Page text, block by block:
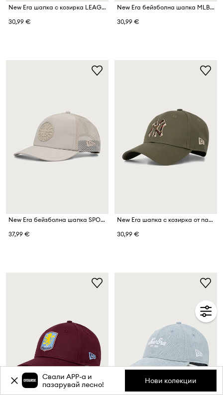
New Era шапка с козирка LEAGUE 9FORTY® BARCELONA FC
30,99 €
New Era бейзболна шапка MLB RECYCLED 9FORTY®
30,99 €
New Era бейзболна шапка SPORTY 9FORTY® APEX
37,99 €
New Era шапка с козирка от памук OUTLINE CAMO 9FORTY®
30,99 €
Свали APP-a и
пазарувай лесно!
Нови колекции